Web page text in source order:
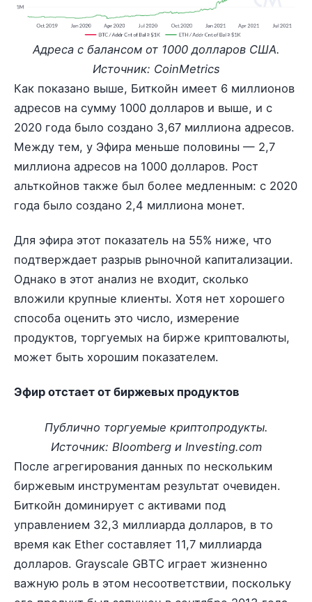
Адреса с балансом от 1000 долларов США.
Источник: CoinMetrics
Как показано выше, Биткойн имеет 6 миллионов
адресов на сумму 1000 долларов и выше, и с
2020 года было создано 3,67 миллиона адресов.
Между тем, у Эфира меньше половины — 2,7
миллиона адресов на 1000 долларов. Рост
альткойнов также был более медленным: с 2020
года было создано 2,4 миллиона монет.
Для эфира этот показатель на 55% ниже, что
подтверждает разрыв рыночной капитализации.
Однако в этот анализ не входит, сколько
вложили крупные клиенты. Хотя нет хорошего
способа оценить это число, измерение
продуктов, торгуемых на бирже криптовалюты,
может быть хорошим показателем.
Эфир отстает от биржевых продуктов
Публично торгуемые криптопродукты.
Источник: Bloomberg и Investing.com
После агрегирования данных по нескольким
биржевым инструментам результат очевиден.
Биткойн доминирует с активами под
управлением 32,3 миллиарда долларов, в то
время как Ether составляет 11,7 миллиарда
долларов. Grayscale GBTC играет жизненно
важную роль в этом несоответствии, поскольку